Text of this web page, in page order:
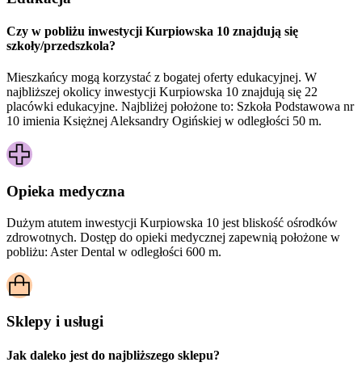
Czy w pobliżu inwestycji Kurpiowska 10 znajdują się
szkoły/przedszkola?
Mieszkańcy mogą korzystać z bogatej oferty edukacyjnej. W
najbliższej okolicy inwestycji Kurpiowska 10 znajdują się 22
placówki edukacyjne. Najbliżej położone to: Szkoła Podstawowa nr
10 imienia Księżnej Aleksandry Ogińskiej w odległości 50 m.
Opieka medyczna
Dużym atutem inwestycji Kurpiowska 10 jest bliskość ośrodków
zdrowotnych. Dostęp do opieki medycznej zapewnią położone w
pobliżu: Aster Dental w odległości 600 m.
Sklepy i usługi
Jak daleko jest do najbliższego sklepu?